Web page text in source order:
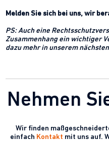
Melden Sie sich bei uns, wir
PS: Auch eine
Zusammenhang ein wichtiger
dazu mehr in unserem
Nehmen
Wir finden
einfach Kontakt mit uns auf.